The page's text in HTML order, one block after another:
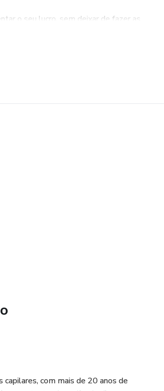
o seu lucro, sem deixar de fazer as
capilares, com mais de 20 anos de